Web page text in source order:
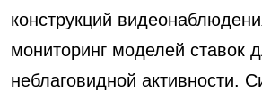
конструкций
мониторинг моделей ставок
неблаговидной активности.